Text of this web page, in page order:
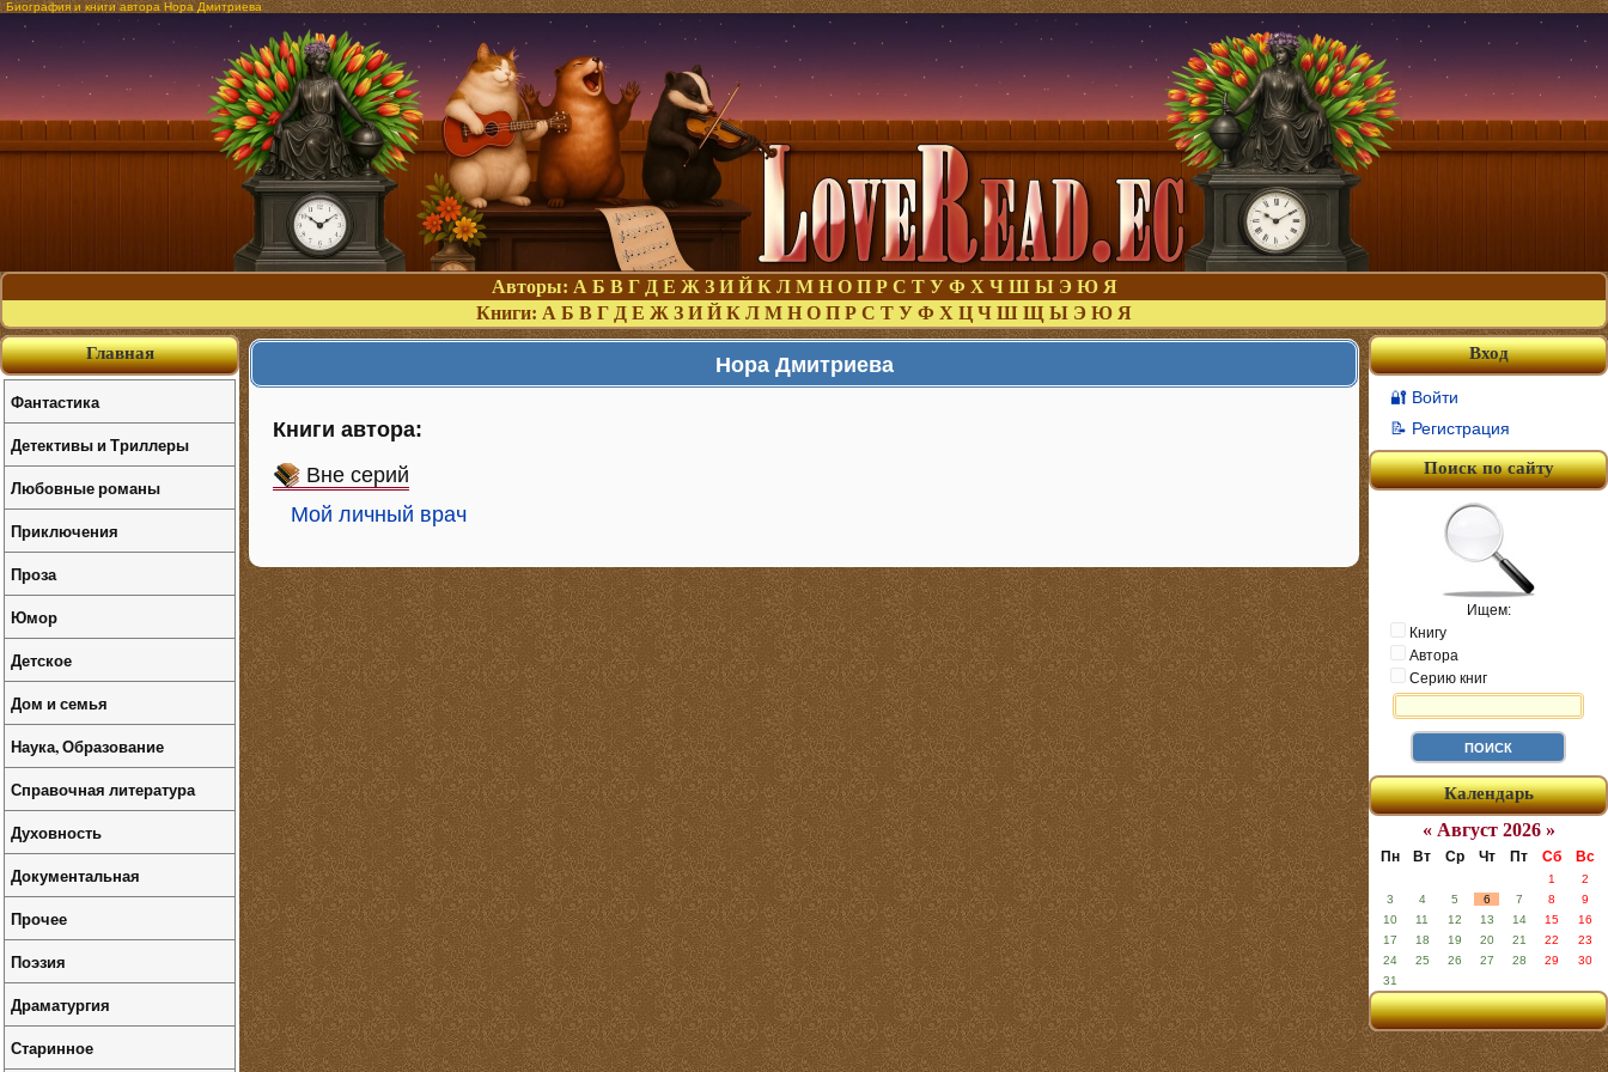
Биография и книги автора Нора Дмитриева
Авторы: А Б В Г Д Е Ж З И Й К Л М Н О П Р С Т У Ф Х Ч Ш Ы Э Ю Я
Книги: А Б В Г Д Е Ж З И Й К Л М Н О П Р С Т У Ф Х Ц Ч Ш Щ Ы Э Ю Я
Нора Дмитриева
Книги автора:
Вне серий
Мой личный врач
Вход
🔐 Войти
📝 Регистрация
Поиск по сайту
Ищем:
Книгу
Автора
Серию книг
Календарь
« Август 2026 »
Пн Вт Ср Чт Пт Сб Вс
1
2
3
4 5 6 7 8
9
10
11 12 13 14 15
16
17
18 19 20 21 22
23
24
25 26 27 28 29
30
31
Главная
Фантастика
Детективы и Триллеры
Любовные романы
Приключения
Проза
Юмор
Детское
Дом и семья
Наука, Образование
Справочная литература
Духовность
Документальная
Прочее
Поэзия
Драматургия
Старинное